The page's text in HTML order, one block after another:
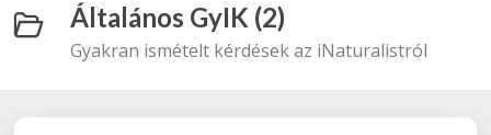
Általános GyIK (2)
Gyakran ismételt kérdések az iNaturalistról